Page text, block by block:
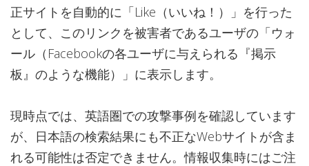
正サイトを自動的に「Like（いいね！）」を行った
として、このリンクを被害者であるユーザの「ウォ
ール（Facebookの各ユーザに与えられる『掲示
板』のような機能）」に表示します。
現時点では、英語圏での攻撃事例を確認しています
が、日本語の検索結果にも不正なWebサイトが含ま
れる可能性は否定できません。情報収集時にはご注